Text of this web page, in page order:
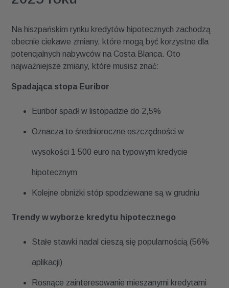
Na hiszpańskim rynku kredytów hipotecznych zachodzą
obecnie ciekawe zmiany, które mogą być korzystne dla
potencjalnych nabywców na Costa Blanca. Oto
najważniejsze zmiany, które musisz znać:
Spadająca stopa Euribor
Euribor spadł w listopadzie do 2,5%
Oznacza to średnioroczne oszczędności w
wysokości 1 500 euro na typowym kredycie
hipotecznym
Kolejne obniżki stóp spodziewane są w grudniu
Trendy w wyborze kredytu hipotecznego
Stałe stawki nadal cieszą się popularnością (56%
aplikacji)
Rosnące zainteresowanie mieszanymi kredytami